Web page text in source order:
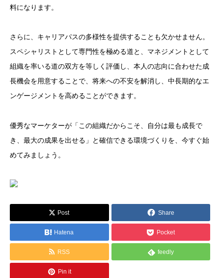
料になります。
さらに、キャリアパスの多様性を提供することも欠かせません。
スペシャリストとして専門性を極める道と、マネジメントとして
組織を率いる道の双方を等しく評価し、本人の志向に合わせた成
長機会を用意することで、将来への不安を解消し、中長期的なエ
ンゲージメントを高めることができます。
優秀なマーケターが「この組織だからこそ、自分は最も成長で
き、最大の成果を出せる」と確信できる環境づくりを、今すぐ始
めてみましょう。
Post Share
Hatena Pocket
RSS feedly
Pin it